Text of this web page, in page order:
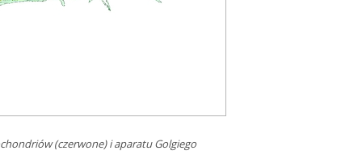
(czerwone) i aparatu Golgiego